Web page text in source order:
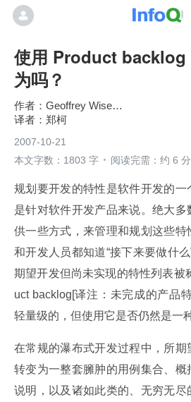
使用 Product backlog
为吗？
Geoffrey Wiseman
郑柯
2007-10-21
本文字数：1803 字
阅读完需：约 6
规划要开发的特性是软件开发的一
是针对软件开发产品来说。绝大
供一些方式，来管理和规划这些特
和开发人员都知道“接下来要做什么
期望开发但尚未实现的特性列表被
uct backlog[译注：未完成的产品
轻量级的，但使用它是否仍然是一
在常规的瀑布式开发过程中，所期
转变为一整套臃肿的用例集合、
说明，以及诸如此类的、无穷无尽